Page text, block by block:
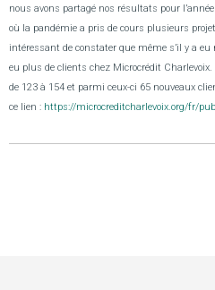
nous avons partagé nos résultats pour
où la pandémie a pris de cours plusieurs
intéressant de constater que même s’il y a eu
eu plus de clients chez Microcrédit
de 123 à 154 et parmi ceux-ci 65 nouveaux
ce lien : https://microcreditcharlevoix.org/fr/